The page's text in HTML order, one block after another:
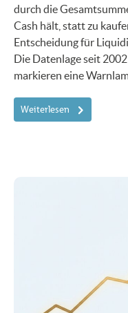
durch die
Cash hält, statt zu
Entscheidung für
Die Datenlage seit
markieren eine
Weiterlesen